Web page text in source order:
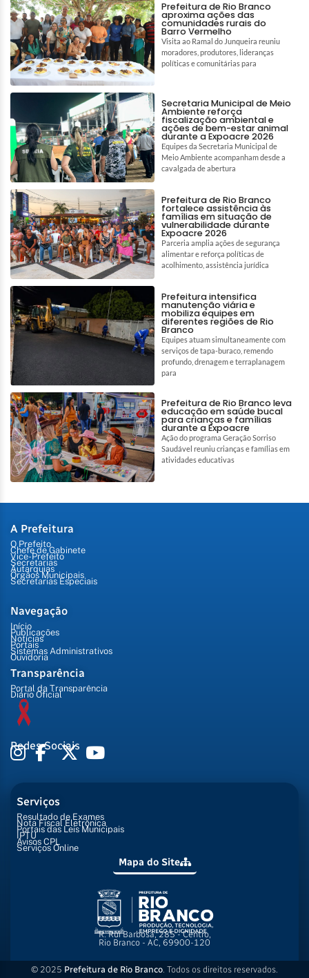
Prefeitura de Rio Branco
aproxima ações das
comunidades rurais do
Barro Vermelho
Visita ao Ramal do Junqueira reuniu
moradores, produtores, lideranças
políticas e comunitárias para
Secretaria Municipal de Meio
Ambiente reforça
fiscalização ambiental e
ações de bem-estar animal
durante a Expoacre 2026
Equipes da Secretaria Municipal de
Meio Ambiente acompanham desde a
cavalgada de abertura
Prefeitura de Rio Branco
fortalece assistência às
famílias em situação de
vulnerabilidade durante
Expoacre 2026
Parceria amplia ações de segurança
alimentar e reforça políticas de
acolhimento, assistência jurídica
Prefeitura intensifica
manutenção viária e
mobiliza equipes em
diferentes regiões de Rio
Branco
Equipes atuam simultaneamente com
serviços de tapa-buraco, remendo
profundo, drenagem e terraplanagem
para
Prefeitura de Rio Branco leva
educação em saúde bucal
para crianças e famílias
durante a Expoacre
Ação do programa Geração Sorriso
Saudável reuniu crianças e famílias em
atividades educativas
A Prefeitura
O Prefeito
Chefe de Gabinete
Vice-Prefeito
Secretarias
Autarquias
Órgãos Municipais
Secretarias Especiais
Navegação
Início
Publicações
Notícias
Portais
Sistemas Administrativos
Ouvidoria
Transparência
Portal da Transparência
Diário Oficial
Redes Sociais
Serviços
Resultado de Exames
Nota Fiscal Eletrônica
Portais das Leis Municipais
IPTU
Avisos CPL
Serviços Online
Mapa do Site
R. Rui Barbosa, 285 - Centro,
Rio Branco - AC, 69900-120
© 2025 Prefeitura de Rio Branco . Todos os direitos reservados.